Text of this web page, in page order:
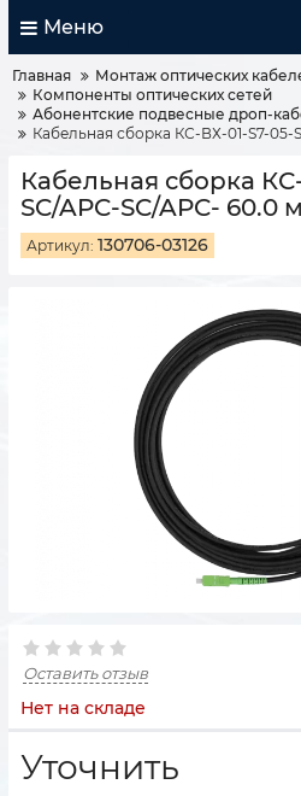
Меню
Главная
Монтаж оптических
Компоненты оптических сетей
Абонентские подвесные дроп-
Кабельная сборка КС-ВХ-01-S7-
Кабельная сборка
SC/APC-SC/APC- 60.0
Артикул: 130706-03126
Оставить отзыв
Нет на складе
Уточнить